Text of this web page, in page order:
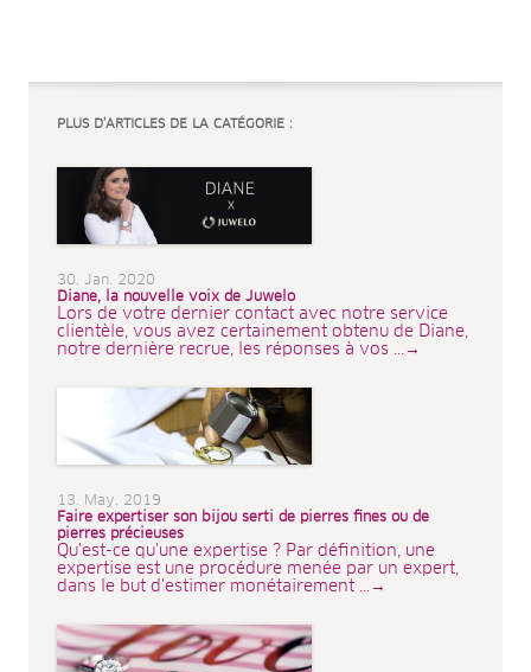
PLUS D’ARTICLES DE LA CATÉGORIE :
30. Jan. 2020
Diane, la nouvelle voix de Juwelo
Lors de votre dernier contact avec notre service
clientèle, vous avez certainement obtenu de Diane,
notre dernière recrue, les réponses à vos ...→
13. May. 2019
Faire expertiser son bijou serti de pierres fines ou de
pierres précieuses
Qu'est-ce qu'une expertise ? Par définition, une
expertise est une procédure menée par un expert,
dans le but d'estimer monétairement ...→